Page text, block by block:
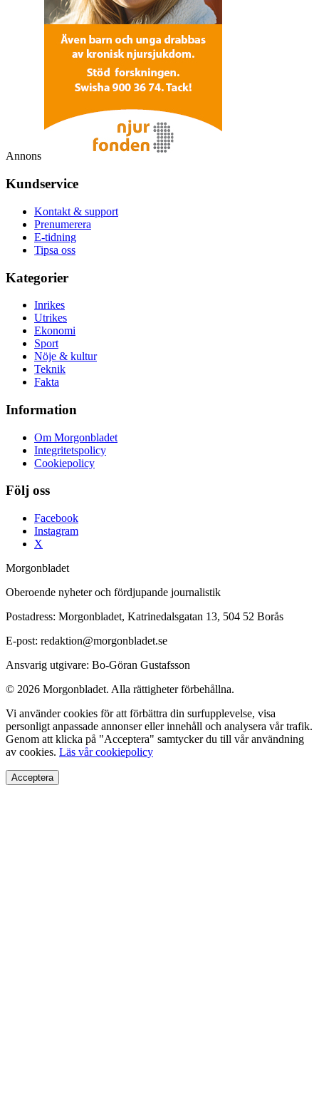
Annons
Kundservice
Kontakt & support
Prenumerera
E-tidning
Tipsa oss
Kategorier
Inrikes
Utrikes
Ekonomi
Sport
Nöje & kultur
Teknik
Fakta
Information
Om Morgonbladet
Integritetspolicy
Cookiepolicy
Följ oss
Facebook
Instagram
X
Morgonbladet
Oberoende nyheter och fördjupande journalistik
Postadress: Morgonbladet, Katrinedalsgatan 13, 504 52 Borås
E-post: redaktion@morgonbladet.se
Ansvarig utgivare: Bo-Göran Gustafsson
© 2026 Morgonbladet. Alla rättigheter förbehållna.
Vi använder cookies för att förbättra din surfupplevelse, visa
personligt anpassade annonser eller innehåll och analysera vår trafik.
Genom att klicka på "Acceptera" samtycker du till vår användning
av cookies. Läs vår cookiepolicy
Acceptera